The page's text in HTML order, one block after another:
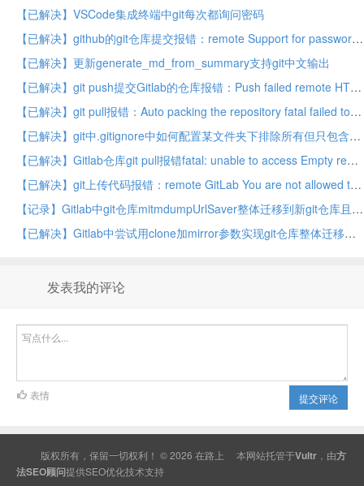
【已解决】VSCode集成终端中git每次都询问密码
【已解决】github的git仓库提交报错：remote Support for password authentication was removed on August 13 2021
【已解决】更新generate_md_from_summary支持git中文输出
【已解决】git push提交Gitlab的仓库报错：Push failed remote HTTP Basic Access denied Authentication failed
【已解决】git pull报错：Auto packing the repository fatal failed to run repack
【已解决】git中.gitignore中如何配置某文件夹下排除所有但只包含某子文件夹
【已解决】Gitlab仓库git pull报错fatal: unable to access Empty reply from server
【已解决】git上传代码报错：remote GitLab You are not allowed to push code to protected branches on this project
【记录】Gitlab中git仓库mitmdumpUrlSaver整体迁移到新git仓库且保留历史记录
【已解决】Gitlab中尝试用clone加mirror参数实现git仓库整体迁移且带历史提交日志
发表我的评论
提交评论
表情
版权所有，保留一切权利！ © 2026 在路上 本网站托管于Vultr ，由方
法SEO顾问提供SEO优化技术支持